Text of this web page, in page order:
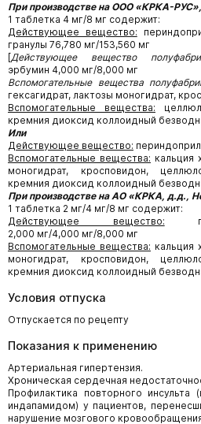
При производстве на ООО «КРКА-
1 таблетка 4 мг/8 мг содержит:
Действующее вещество:
гранулы 76,780 мг/153,560 мг
[Действующее вещество
эрбумин 4,000 мг/8,000 мг
Вспомогательные вещества
гексагидрат, лактозы моногидрат,
Вспомогательные вещества:
кремния диоксид коллоидный
Или
Действующее вещество:
Вспомогательные вещества: кальция
моногидрат, кросповидон,
кремния диоксид коллоидный
При производстве на АО «КРКА, д.д.,
1 таблетка 2 мг/4 мг/8 мг содержит:
Действующее вещество:
2,000 мг/4,000 мг/8,000 мг
Вспомогательные вещества: кальция
моногидрат, кросповидон,
кремния диоксид коллоидный
Условия отпуска
Отпускается по рецепту
Показания к применению
Артериальная гипертензия.
Хроническая сердечная
Профилактика повторного инсульта
индапамидом) у пациентов,
нарушение мозгового